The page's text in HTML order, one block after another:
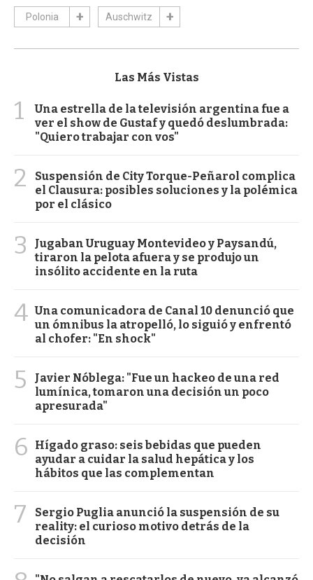
Polonia Auschwitz
Las Más Vistas
1
Una estrella de la televisión argentina fue a
ver el show de Gustaf y quedó deslumbrada:
"Quiero trabajar con vos"
2
Suspensión de City Torque-Peñarol complica
el Clausura: posibles soluciones y la polémica
por el clásico
3
Jugaban Uruguay Montevideo y Paysandú,
tiraron la pelota afuera y se produjo un
insólito accidente en la ruta
4 Una comunicadora de Canal 10 denunció que
un ómnibus la atropelló, lo siguió y enfrentó
al chofer: "En shock"
5
Javier Nóblega: "Fue un hackeo de una red
lumínica, tomaron una decisión un poco
apresurada"
6
Hígado graso: seis bebidas que pueden
ayudar a cuidar la salud hepática y los
hábitos que las complementan
7
Sergio Puglia anunció la suspensión de su
reality: el curioso motivo detrás de la
decisión